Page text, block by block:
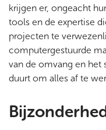
krijgen er, ongeacht
tools en de expertise
projecten te
computergestuurde
van de omvang en het
duurt om alles af te